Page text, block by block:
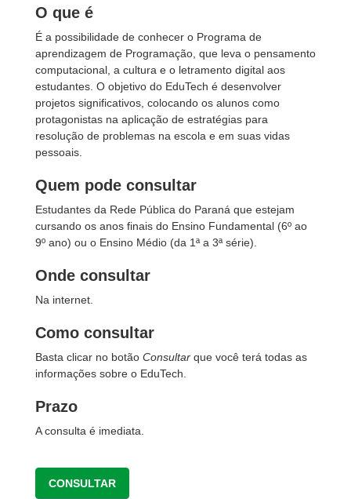
O que é
É a possibilidade de conhecer o Programa de
aprendizagem de Programação, que leva o pensamento
computacional, a cultura e o letramento digital aos
estudantes. O objetivo do EduTech é desenvolver
projetos significativos, colocando os alunos como
protagonistas na aplicação de estratégias para
resolução de problemas na escola e em suas vidas
pessoais.
Quem pode consultar
Estudantes da Rede Pública do Paraná que estejam
cursando os anos finais do Ensino Fundamental (6º ao
9º ano) ou o Ensino Médio (da 1ª a 3ª série).
Onde consultar
Na internet.
Como consultar
Basta clicar no botão Consultar que você terá todas as
informações sobre o EduTech.
Prazo
A consulta é imediata.
CONSULTAR